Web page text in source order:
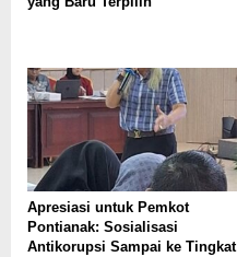
Apresiasi untuk Pemkot
Pontianak: Sosialisasi
Antikorupsi Sampai ke Tingkat